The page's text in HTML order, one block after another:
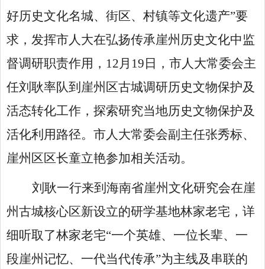
好历史文化名城、街区、村镇等文化遗产”要
求，发挥市人大在弘扬传承崖州历史文化中监
督调研职责作用，12月19日，市人大常委会主
任刘耿率队到崖州区古城调研历史文物保护及
活态转化工作，探索研究当地历史文物保护及
活化利用路径。市人大常委会副主任张秀标、
崖州区区长童立艳参加相关活动。
刘耿一行来到海南省崖州文化研究会在崖
州古城核心区新设立的研学基地林家老宅，详
细听取了林家老宅“一个英雄、一位长辈、一
段崖州记忆、一代当代传承”为主线及串联的